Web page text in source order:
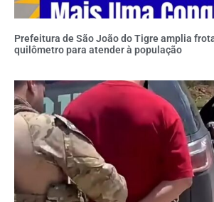
Prefeitura de São João do Tigre amplia
quilômetro para atender à população